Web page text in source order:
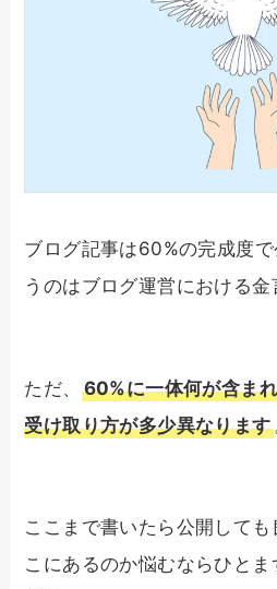
ブログ記事は60%の完成度
うのはブログ運営における金
ただ、 60%に一体何が含ま
受け取り方が多少異なります
ここまで書いたら公開して
こにあるのか悩むならひとま